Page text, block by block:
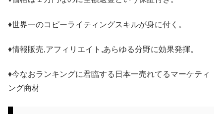
♦世界一のコピーライティングスキルが身に付く。
♦情報販売,アフィリエイト,あらゆる分野に効果発揮。
♦今なおランキングに君臨する日本一売れてるマーケティ
ング商材